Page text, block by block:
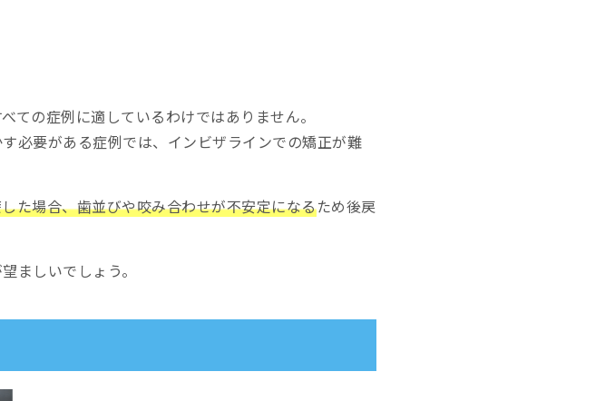
ての症例に適しているわけではありません。
必要がある症例では、インビザラインでの矯正が難
た場合、歯並びや咬み合わせが不安定になるため後戻
ましいでしょう。